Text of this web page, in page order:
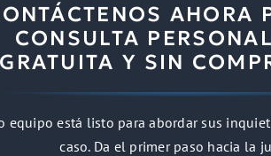
AHORA
CONSULTA
GRATUITA Y SIN
equipo está listo para abordar sus
caso. Da el primer paso hacia la